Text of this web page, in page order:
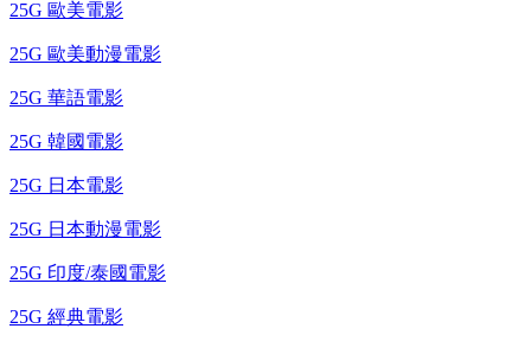
25G 歐美電影
25G 歐美動漫電影
25G 華語電影
25G 韓國電影
25G 日本電影
25G 日本動漫電影
25G 印度/泰國電影
25G 經典電影